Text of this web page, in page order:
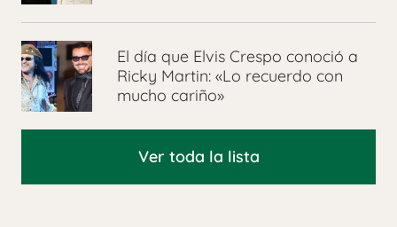
El día que Elvis Crespo conoció a
Ricky Martin: «Lo recuerdo con
mucho cariño»
Ver toda la lista